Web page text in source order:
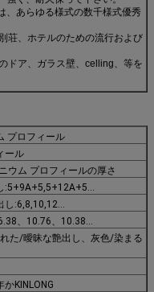
、あらゆる様式の数千様式優秀
荘、ホテルのための流行および
ドア、ガラス壁、celling、等を
プロフィール
ール
ウム プロフィールの厚さ
:5+9A+5,5+12A+5…
し:6,8,10,12…
、10.76、10.38…
た/曖昧な艶出し、灰色/染まる
KINLONG